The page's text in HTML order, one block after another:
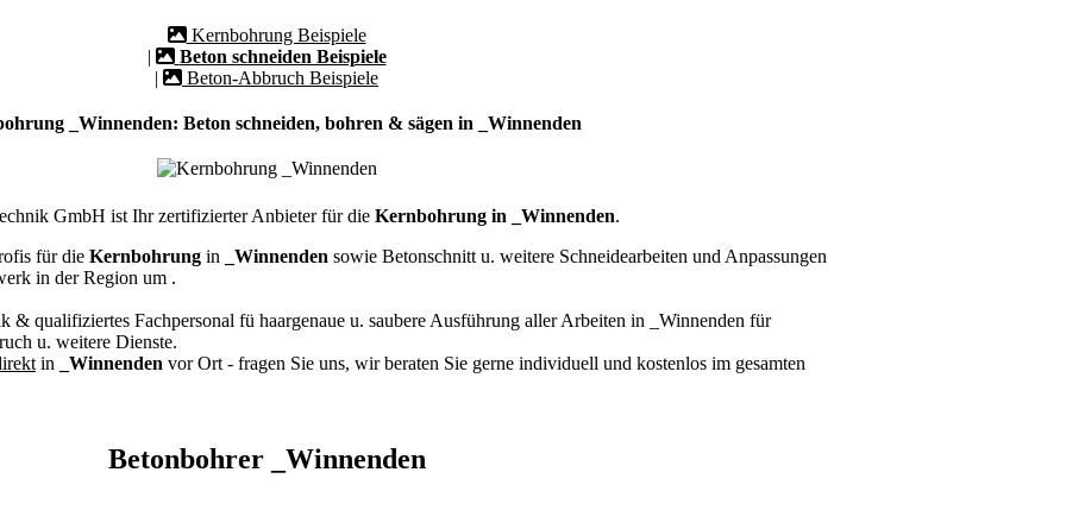
Kernbohrung Beispiele
|
Beton schneiden Beispiele
|
Beton-Abbruch Beispiele
_Winnenden: Beton schneiden, bohren & sägen in _Winnenden
GmbH ist Ihr zertifizierter Anbieter für die Kernbohrung in _Winnenden.
für die Kernbohrung in _Winnenden sowie Betonschnitt u. weitere Schneidearbeiten und Anpassungen
in der Region um .
& qualifiziertes Fachpersonal fü haargenaue u. saubere Ausführung aller Arbeiten in _Winnenden für
u. weitere Dienste.
in _Winnenden vor Ort - fragen Sie uns, wir beraten Sie gerne individuell und kostenlos im gesamten
Betonbohrer _Winnenden